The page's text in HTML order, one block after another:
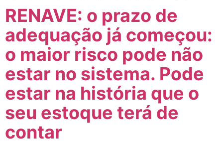
RENAVE: o prazo de
adequação já começou:
o maior risco pode não
estar no sistema. Pode
estar na história que o
seu estoque terá de
contar